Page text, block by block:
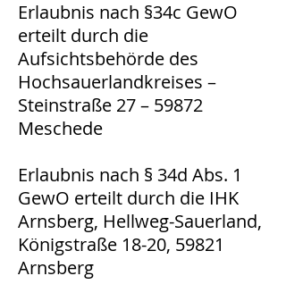
Erlaubnis nach §34c GewO
erteilt durch die
Aufsichtsbehörde des
Hochsauerlandkreises –
Steinstraße 27 – 59872
Meschede
Erlaubnis nach § 34d Abs. 1
GewO erteilt durch die IHK
Arnsberg, Hellweg-Sauerland,
Königstraße 18-20, 59821
Arnsberg